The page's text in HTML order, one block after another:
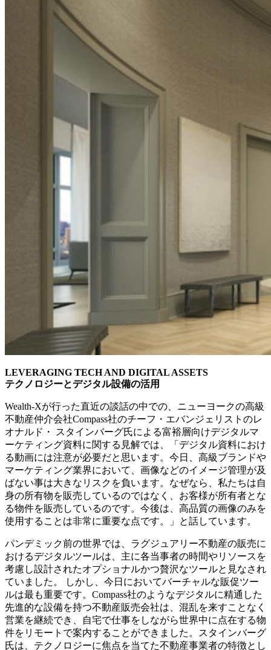
LEVERAGING TECH AND DIGITAL ASSETS
テクノロジーとデジタル設備の活用
Wealth-Xが行った直近の談話の中での、 ニューヨークの高級
不動産仲介会社Compass社のチーフ・ エバンジェリストのレ
オナルド・ スタインバーグ氏による富裕層向けデジタルマ
ーケティング資料に関する見解では、「 デジタル資料におけ
る動画には注意が必要だと思います。今日、 高級ブランドや
マーケティング業界において、 画像などのイメージ管理が及
ばない事は大きなリスクを負います。 なぜなら、私たちは自
身の所有物を販売しているのではなく、 お客様が所有者とな
る物件を販売しているのです。今後は、 高品質の画像のみを
使用することは非常に重要な点です。」
と話しています。
パンデミック前の世界では、 ラグジュアリー不動産の販売に
おけるデジタルツールは、 主に各当事者の時間やリソースを
考慮し設計されたオプショナルかつ贅沢なツールと見なされ
ていました。 しかし、今日においてバーチャルな販促ツー
ルは最も重要です。 Compass社のようなデジタルに精通した
先進的な設備を持つ不動産販売会社は、混乱を来すことなく
営業を継続でき、
自宅で仕事をしながら世界中に点在する物
件をリモートで案内する ことができました。スタインバーグ
氏は、 テクノロジーに焦点を当てた不動産事業者の特徴とし